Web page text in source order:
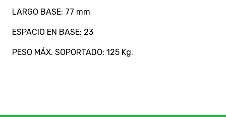
LARGO BASE: 77 mm
ESPACIO EN BASE: 23
PESO MÁX. SOPORTADO: 125 Kg.